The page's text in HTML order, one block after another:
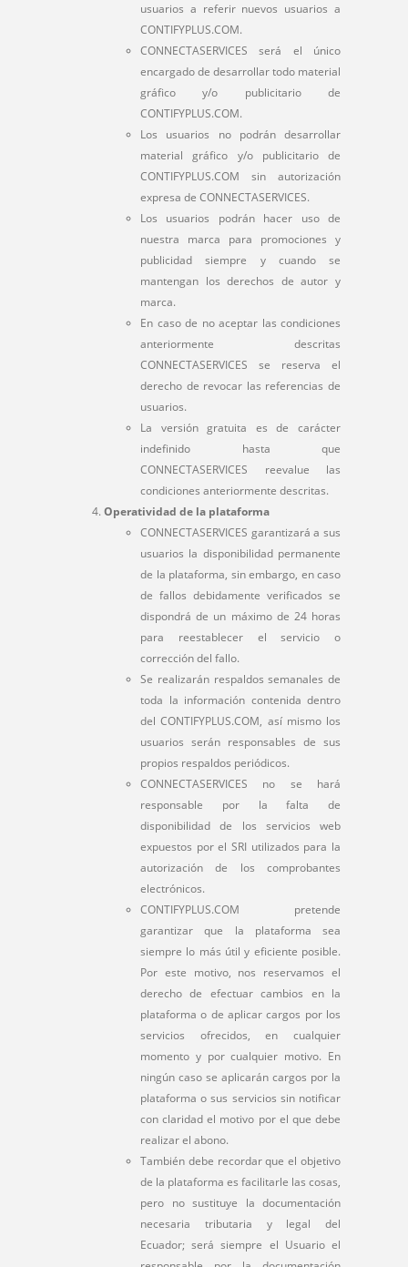
usuarios a referir nuevos usuarios a
CONTIFYPLUS.COM.
CONNECTASERVICES será el único
encargado de desarrollar todo material
gráfico y/o publicitario de
CONTIFYPLUS.COM.
Los usuarios no podrán desarrollar
material gráfico y/o publicitario de
CONTIFYPLUS.COM sin autorización
expresa de CONNECTASERVICES.
Los usuarios podrán hacer uso de
nuestra marca para promociones y
publicidad siempre y cuando se
mantengan los derechos de autor y
marca.
En caso de no aceptar las condiciones
anteriormente descritas
CONNECTASERVICES se reserva el
derecho de revocar las referencias de
usuarios.
La versión gratuita es de carácter
indefinido hasta que
CONNECTASERVICES reevalue las
condiciones anteriormente descritas.
Operatividad de la plataforma
CONNECTASERVICES garantizará a sus
usuarios la disponibilidad permanente
de la plataforma, sin embargo, en caso
de fallos debidamente verificados se
dispondrá de un máximo de 24 horas
para reestablecer el servicio o
corrección del fallo.
Se realizarán respaldos semanales de
toda la información contenida dentro
del CONTIFYPLUS.COM, así mismo los
usuarios serán responsables de sus
propios respaldos periódicos.
CONNECTASERVICES no se hará
responsable por la falta de
disponibilidad de los servicios web
expuestos por el SRI utilizados para la
autorización de los comprobantes
electrónicos.
CONTIFYPLUS.COM pretende
garantizar que la plataforma sea
siempre lo más útil y eficiente posible.
Por este motivo, nos reservamos el
derecho de efectuar cambios en la
plataforma o de aplicar cargos por los
servicios ofrecidos, en cualquier
momento y por cualquier motivo. En
ningún caso se aplicarán cargos por la
plataforma o sus servicios sin notificar
con claridad el motivo por el que debe
realizar el abono.
También debe recordar que el objetivo
de la plataforma es facilitarle las cosas,
pero no sustituye la documentación
necesaria tributaria y legal del
Ecuador; será siempre el Usuario el